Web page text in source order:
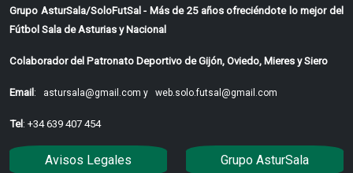
Grupo AsturSala/SoloFutSal - Más de 25 años ofreciéndote lo mejor del
Fútbol Sala de Asturias y Nacional
Colaborador del Patronato Deportivo de Gijón, Oviedo, Mieres y Siero
Email: astursala@gmail.com y web.solo.futsal@gmail.com
Tel: +34 639 407 454
Avisos Legales Grupo AsturSala